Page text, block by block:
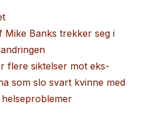
Mike Banks trekker seg i
flere siktelser mot eks-
som slo svart kvinne med